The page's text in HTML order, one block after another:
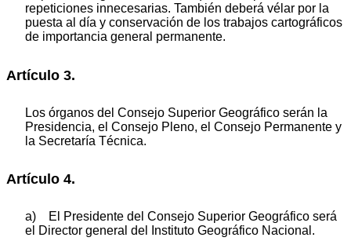
repeticiones innecesarias. También deberá vélar por la
puesta al día y conservación de los trabajos cartográficos
de importancia general permanente.
Artículo 3.
Los órganos del Consejo Superior Geográfico serán la
Presidencia, el Consejo Pleno, el Consejo Permanente y
la Secretaría Técnica.
Artículo 4.
a) El Presidente del Consejo Superior Geográfico será
el Director general del Instituto Geográfico Nacional.